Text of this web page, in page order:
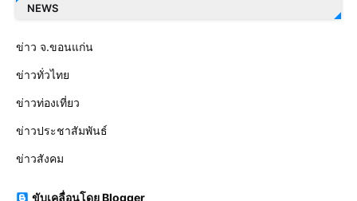
NEWS
ข่าว จ.ขอนแก่น
ข่าวทั่วไทย
ข่าวท่องเที่ยว
ข่าวประชาสัมพันธ์
ข่าวสังคม
ขับเคลื่อนโดย Blogger